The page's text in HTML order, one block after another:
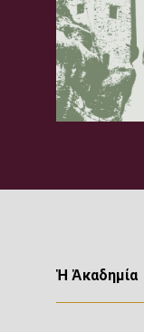
Ἡ Ἀκαδημία